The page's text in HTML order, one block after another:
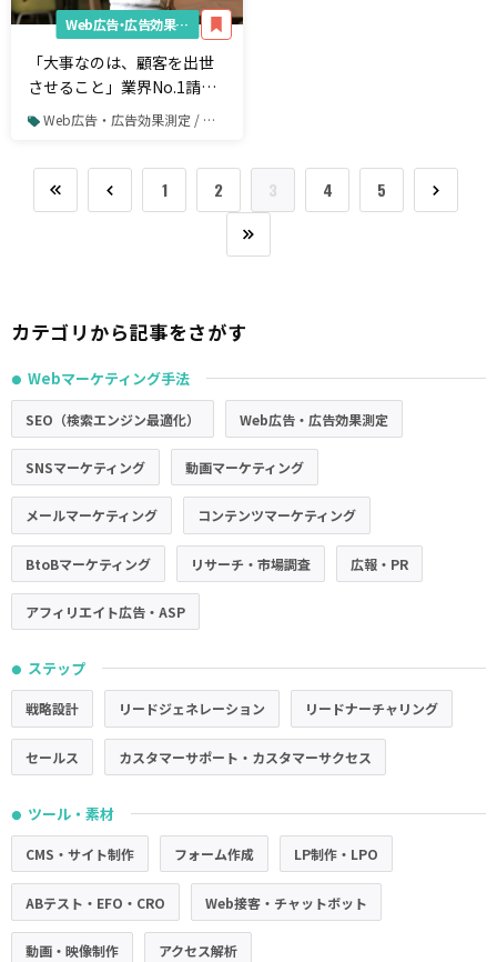
Web広告・広告効果測定
「大事なのは、顧客を出世
させること」業界No.1請負
人に訊く、令和のWeb戦術
Web広告・広告効果測定 / リスティング広告
1 2 3 4 5
カテゴリから記事をさがす
● Webマーケティング手法
SEO（検索エンジン最適化） Web広告・広告効果測定
SNSマーケティング 動画マーケティング
メールマーケティング コンテンツマーケティング
BtoBマーケティング リサーチ・市場調査 広報・PR
アフィリエイト広告・ASP
● ステップ
戦略設計 リードジェネレーション リードナーチャリング
セールス カスタマーサポート・カスタマーサクセス
● ツール・素材
CMS・サイト制作 フォーム作成 LP制作・LPO
ABテスト・EFO・CRO Web接客・チャットボット
動画・映像制作 アクセス解析